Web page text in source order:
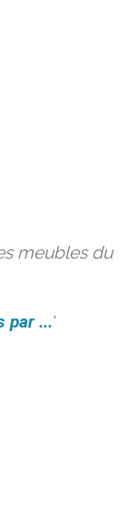
meubles du
par ...'